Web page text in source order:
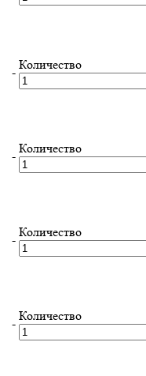
-
Количество
-
Количество
-
Количество
-
Количество